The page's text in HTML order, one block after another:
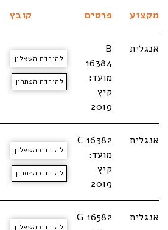
מקצוע פרטים קובץ
אנגלית
B
16384
מועד:
קיץ
2019
להורדת השאלון
להורדת הפתרון
אנגלית
C 16382
מועד:
קיץ
2019
להורדת השאלון
להורדת הפתרון
אנגלית
G 16582
להורדת השאלון